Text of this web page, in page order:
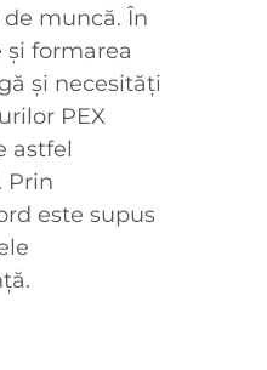
muncă. În
și formarea
și necesități
PEX
astfel
Prin
este supus